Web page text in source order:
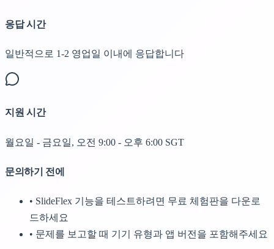
응답 시간
일반적으로 1-2 영업일 이내에 응답합니다
지원 시간
월요일 - 금요일, 오전 9:00 - 오후 6:00 SGT
문의하기 전에
• SlideFlex 기능을 테스트하려면 무료 체험판을 다운로
드하세요
• 문제를 보고할 때 기기 유형과 앱 버전을 포함해주세요